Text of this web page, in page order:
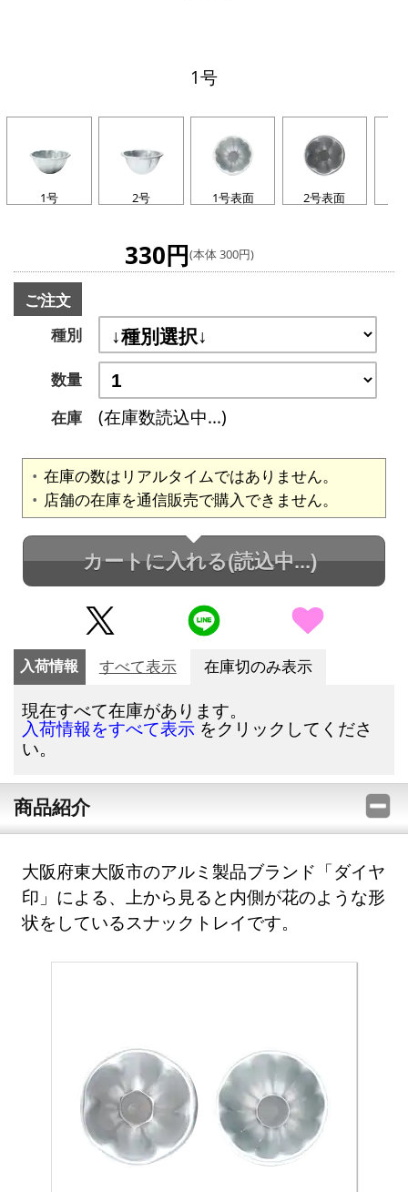
1号
1号 2号 1号表面 2号表面
330円(本体 300円)
ご注文
種別
数量
在庫
(在庫数読込中...)
在庫の数はリアルタイムではありません。
店舗の在庫を通信販売で購入できません。
カートに入れる(読込中...)
入荷情報 すべて表示 在庫切のみ表示
現在すべて在庫があります。
入荷情報をすべて表示 をクリックしてくださ
い。
商品紹介
大阪府東大阪市のアルミ製品ブランド「ダイヤ
印」による、上から見ると内側が花のような形
状をしているスナックトレイです。